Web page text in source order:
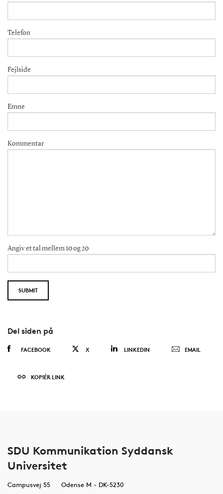
Telefon
Fejlside
Emne
Kommentar
Angiv et tal mellem 10 og 20
Del siden på
FACEBOOK X LINKEDIN EMAIL
KOPIÉR LINK
SDU Kommunikation Syddansk
Universitet
Campusvej 55
Odense M - DK-5230